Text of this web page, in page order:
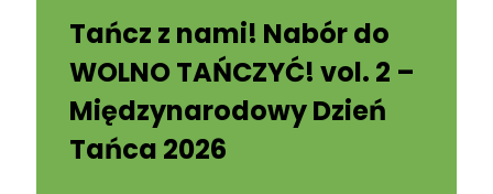
Tańcz z nami! Nabór do
WOLNO TAŃCZYĆ! vol. 2 –
Międzynarodowy Dzień
Tańca 2026